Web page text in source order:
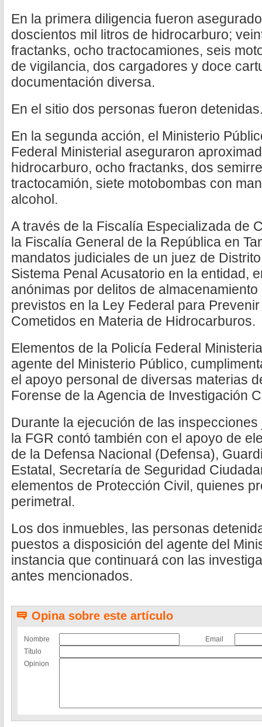
En la primera diligencia fueron
doscientos mil litros de hidrocarburo;
fractanks, ocho tractocamiones, seis
de vigilancia, dos cargadores y doce
documentación diversa.
En el sitio dos personas fueron
En la segunda acción, el Ministerio
Federal Ministerial aseguraron
hidrocarburo, ocho fractanks, dos
tractocamión, siete motobombas con
alcohol.
A través de la Fiscalía Especializada de
la Fiscalía General de la República en
mandatos judiciales de un juez de
Sistema Penal Acusatorio en la entidad,
anónimas por delitos de
previstos en la Ley Federal para
Cometidos en Materia de Hidrocarburos.
Elementos de la Policía Federal
agente del Ministerio Público,
el apoyo personal de diversas materias
Forense de la Agencia de Investigación
Durante la ejecución de las
la FGR contó también con el apoyo de
de la Defensa Nacional (Defensa),
Estatal, Secretaría de Seguridad
elementos de Protección Civil, quienes
perimetral.
Los dos inmuebles, las personas
puestos a disposición del agente del
instancia que continuará con las
antes mencionados.
Opina sobre este artículo
Nombre
Email
Título
Opinion